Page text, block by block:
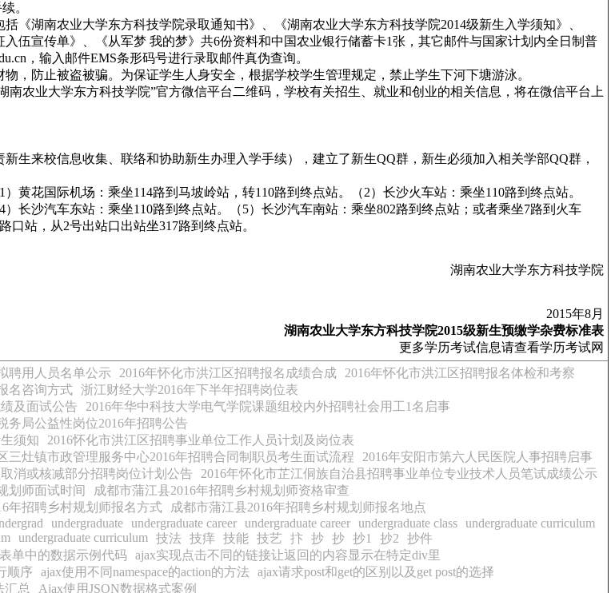
。
《湖南农业大学东方科技学院录取通知书》、《湖南农业大学东方科技学院2014级新生入学须知》、
伍宣传单》、《从军梦 我的梦》共6份资料和中国农业银行储蓄卡1张，其它邮件与国家计划内全日制普
，输入邮件EMS条形码号进行录取邮件真伪查询。
，防止被盗被骗。为保证学生人身安全，根据学校学生管理规定，禁止学生下河下塘游泳。
农业大学东方科技学院”官方微信平台二维码，学校有关招生、就业和创业的相关信息，将在微信平台上
生来校信息收集、联络和协助新生办理入学手续），建立了新生QQ群，新生必须加入相关学部QQ群，
花国际机场：乘坐114路到马坡岭站，转110路到终点站。（2）长沙火车站：乘坐110路到终点站。
长沙汽车东站：乘坐110路到终点站。（5）长沙汽车南站：乘坐802路到终点站；或者乘坐7路到火车
站，从2号出站口出站坐317路到终点站。
湖南农业大学东方科技学院
2015年8月
湖南农业大学东方科技学院2015级新生预缴学杂费标准表
更多学历考试信息请查看学历考试网
聘用人员名单公示 2016年怀化市洪江区招聘报名成绩合成
2016年怀化市洪江区招聘报名体检和考察
名咨询方式 浙江财经大学2016年下半年招聘岗位表
及面试公告
2016年华中科技大学电气学院课题组校内外招聘社会用工1名启事
务局公益性岗位2016年招聘公告
须知
2016怀化市洪江区招聘事业单位工作人员计划及岗位表
三灶镇市政管理服务中心2016年招聘合同制职员考生面试流程
2016年安阳市第六人民医院人事招聘启事
消或核减部分招聘岗位计划公告
2016年怀化市芷江侗族自治县招聘事业单位专业技术人员笔试成绩公示
划师面试时间
成都市蒲江县2016年招聘乡村规划师资格审查
年招聘乡村规划师报名方式
成都市蒲江县2016年招聘乡村规划师报名地点
undergraduate undergraduate career undergraduate career undergraduate class undergraduate curriculum
undergraduate curriculum 技法 技痒 技能 技艺 抃 抄 抄 抄1 抄2
抄件
单中的数据示例代码
ajax实现点击不同的链接让返回的内容显示在特定div里
顺序 ajax使用不同namespace的action的方法 ajax请求post和get的区别以及get post的选择
汇总 Ajax使用JSON数据格式案例